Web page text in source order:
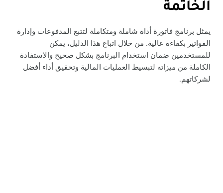
الخاتمة
يمثل برنامج فاتورة أداة شاملة ومتكاملة لتتبع المدفوعات وإدارة
الفواتير بكفاءة عالية. من خلال اتباع هذا الدليل، يمكن
للمستخدمين ضمان استخدام البرنامج بشكل صحيح والاستفادة
الكاملة من ميزاته لتبسيط العمليات المالية وتحقيق أداء أفضل
لشركاتهم.